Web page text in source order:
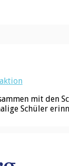
mit den
Schüler